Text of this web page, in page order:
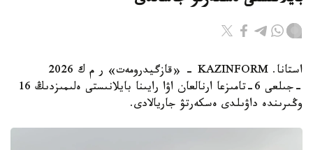
استانا. KAZINFORM - «قازگيدرومەت» ر م ك 2026
-جىلعى 6-تامىزعا ارنالعان اۋا رايىنا بايلانىستى ەلىمىزدىڭ 16
وڭىرىندە داۋىلدى ەسكەرتۋ جاريالادى.